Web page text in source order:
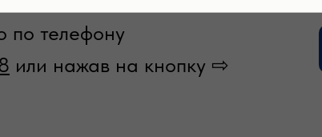
по телефону
или нажав на кнопку ⇨